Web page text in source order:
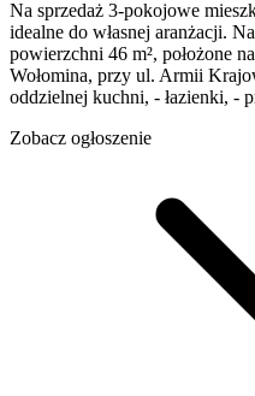
Na sprzedaż 3-pokojowe
idealne do własnej aranżacji.
powierzchni 46 m², położone
Wołomina, przy ul. Armii
oddzielnej kuchni, - łazienki, -
Zobacz ogłoszenie